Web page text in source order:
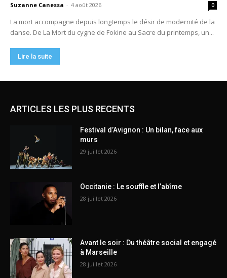
ARTICLES LES PLUS RECENTS
Festival d’Avignon : Un bilan, face aux
murs
29 juillet 2026
Occitanie : Le souffle et l’abîme
28 juillet 2026
Avant le soir : Du théâtre social et engagé
à Marseille
28 juillet 2026